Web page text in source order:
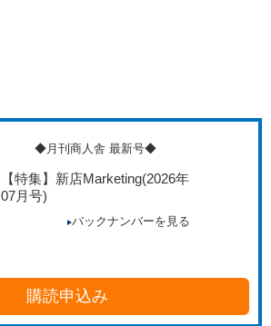
◆月刊商人舎 最新号◆
【特集】新店Marketing(2026年
07月号)
バックナンバーを見る
購読申込み